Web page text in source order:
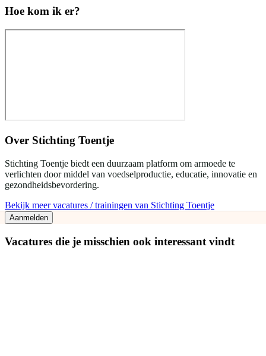
Hoe kom ik er?
Over Stichting Toentje
Stichting Toentje biedt een duurzaam platform om armoede te
verlichten door middel van voedselproductie, educatie, innovatie en
gezondheidsbevordering.
Bekijk meer vacatures / trainingen van Stichting Toentje
Aanmelden
Vacatures die je misschien ook interessant vindt